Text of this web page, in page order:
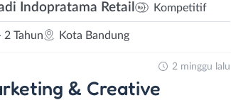
Indopratama Retail Kompetitif
2 Tahun Kota Bandung
& Creative
2 minggu lalu